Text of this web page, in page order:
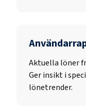
Aktuella löner
Ger insikt i
lönetrender.